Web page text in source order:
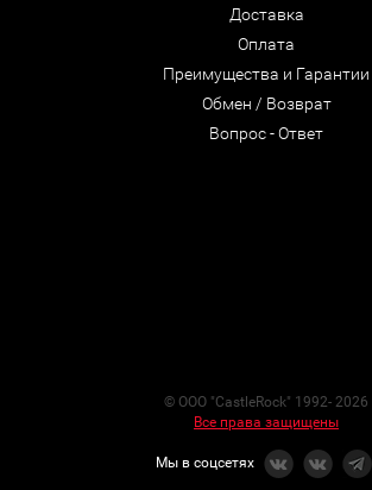
Доставка
Оплата
Преимущества и Гарантии
Обмен / Возврат
Вопрос - Ответ
© ООО "CastleRock" 1992- 2026
Все права защищены
Мы в соцсетях